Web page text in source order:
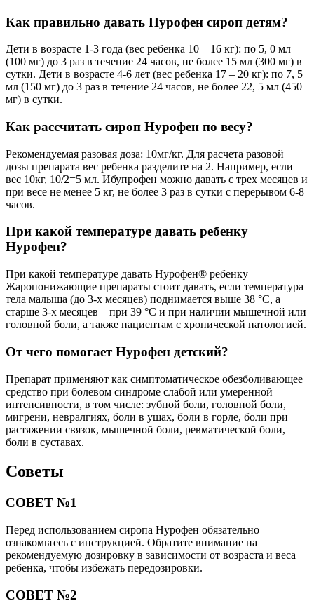
Как правильно давать Нурофен сироп детям?
Дети в возрасте 1-3 года (вес ребенка 10 – 16 кг): по 5, 0 мл
(100 мг) до 3 раз в течение 24 часов, не более 15 мл (300 мг) в
сутки. Дети в возрасте 4-6 лет (вес ребенка 17 – 20 кг): по 7, 5
мл (150 мг) до 3 раз в течение 24 часов, не более 22, 5 мл (450
мг) в сутки.
Как рассчитать сироп Нурофен по весу?
Рекомендуемая разовая доза: 10мг/кг. Для расчета разовой
дозы препарата вес ребенка разделите на 2. Например, если
вес 10кг, 10/2=5 мл. Ибупрофен можно давать с трех месяцев и
при весе не менее 5 кг, не более 3 раз в сутки с перерывом 6-8
часов.
При какой температуре давать ребенку
Нурофен?
При какой температуре давать Нурофен® ребенку
Жаропонижающие препараты стоит давать, если температура
тела малыша (до 3-х месяцев) поднимается выше 38 °С, а
старше 3-х месяцев – при 39 °С и при наличии мышечной или
головной боли, а также пациентам с хронической патологией.
От чего помогает Нурофен детский?
Препарат применяют как симптоматическое обезболивающее
средство при болевом синдроме слабой или умеренной
интенсивности, в том числе: зубной боли, головной боли,
мигрени, невралгиях, боли в ушах, боли в горле, боли при
растяжении связок, мышечной боли, ревматической боли,
боли в суставах.
Советы
СОВЕТ №1
Перед использованием сиропа Нурофен обязательно
ознакомьтесь с инструкцией. Обратите внимание на
рекомендуемую дозировку в зависимости от возраста и веса
ребенка, чтобы избежать передозировки.
СОВЕТ №2